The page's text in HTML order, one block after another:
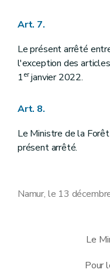
Art. 7.
Le présent arrêté
l'exception des
1erjanvier 2022.
Art. 8.
Le Ministre de la
présent arrêté.
Namur, le 13
Le
Pour